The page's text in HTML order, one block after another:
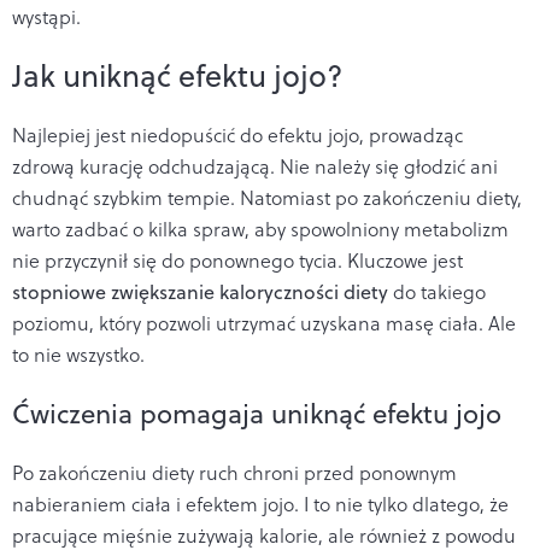
wystąpi.
Jak uniknąć efektu jojo?
Najlepiej jest niedopuścić do efektu jojo, prowadząc
zdrową kurację odchudzającą. Nie należy się głodzić ani
chudnąć szybkim tempie. Natomiast po zakończeniu diety,
warto zadbać o kilka spraw, aby spowolniony metabolizm
nie przyczynił się do ponownego tycia. Kluczowe jest
stopniowe zwiększanie kaloryczności dietydo takiego
poziomu, który pozwoli utrzymać uzyskana masę ciała. Ale
to nie wszystko.
Ćwiczenia pomagaja uniknąć efektu jojo
Po zakończeniu diety ruch chroni przed ponownym
nabieraniem ciała i efektem jojo. I to nie tylko dlatego, że
pracujące mięśnie zużywają kalorie, ale również z powodu